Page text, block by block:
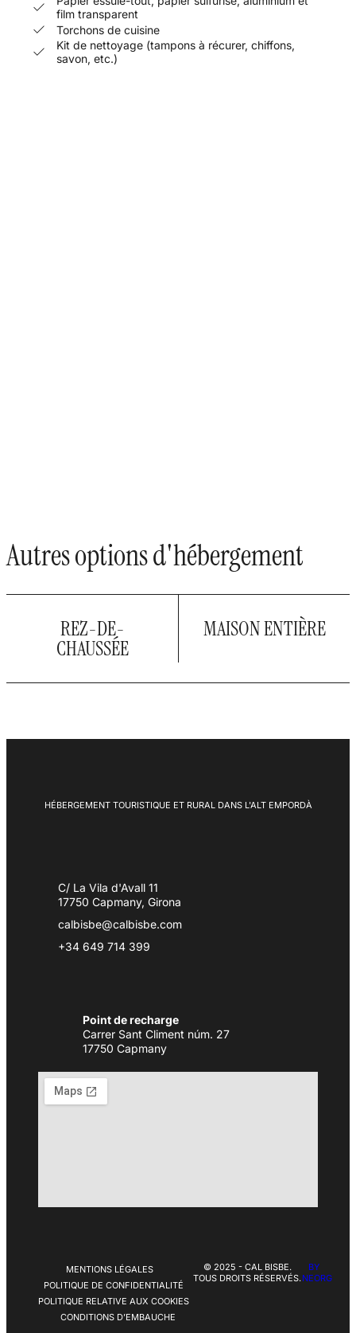
film transparent
Torchons de cuisine
Kit de nettoyage (tampons à récurer, chiffons,
savon, etc.)
Autres options d'hébergement
REZ-DE-
CHAUSSÉE
MAISON ENTIÈRE
HÉBERGEMENT TOURISTIQUE ET RURAL DANS L'ALT EMPORDÀ
C/ La Vila d'Avall 11
17750 Capmany, Girona
calbisbe@calbisbe.com
+34 649 714 399
Point de recharge
Carrer Sant Climent núm. 27
17750 Capmany
MENTIONS LÉGALES
POLITIQUE DE CONFIDENTIALITÉ
POLITIQUE RELATIVE AUX COOKIES
CONDITIONS D’EMBAUCHE
© 2025 - CAL BISBE.
TOUS DROITS RÉSERVÉS.
BY
NEORG